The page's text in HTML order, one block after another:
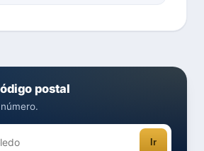
postal
Ir